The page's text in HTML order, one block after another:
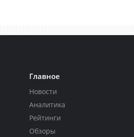
Главное
Новости
Аналитика
Рейтинги
Обзоры